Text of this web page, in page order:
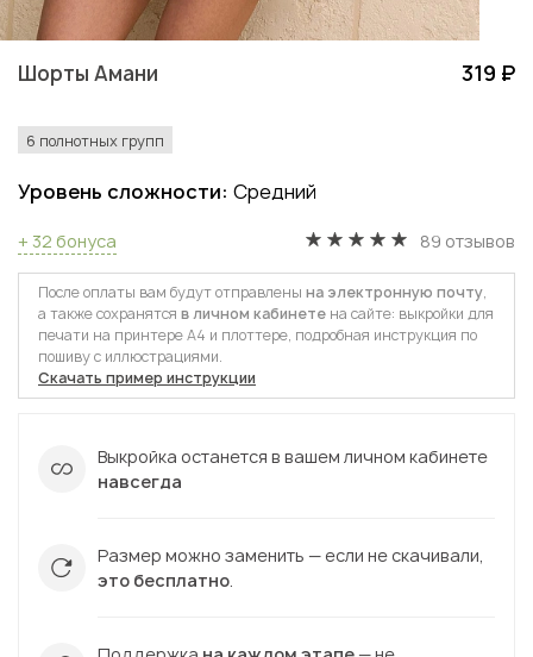
Шорты Амани 319 ₽
6 полнотных групп
Уровень сложности: Средний
+ 32 бонуса 89 отзывов
После оплаты вам будут отправлены на электронную почту,
а также сохранятся в личном кабинете на сайте: выкройки для
печати на принтере А4 и плоттере, подробная инструкция по
пошиву с иллюстрациями.
Скачать пример инструкции
Выкройка останется в вашем личном кабинете
навсегда
Размер можно заменить — если не скачивали,
это бесплатно